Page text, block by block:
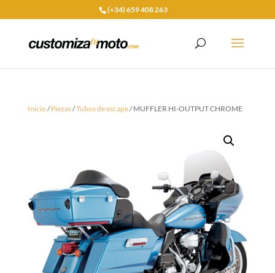
(+34) 659 408 263
Inicio/Piezas/Tubos de escape/ MUFFLER HI-OUTPUT CHROME